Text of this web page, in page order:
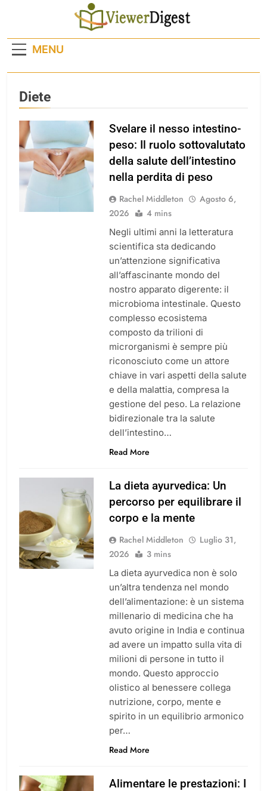
MENU
Diete
Svelare il nesso intestino-
peso: Il ruolo sottovalutato
della salute dell’intestino
nella perdita di peso
Rachel Middleton
Agosto 6,
2026
4 mins
Negli ultimi anni la letteratura
scientifica sta dedicando
un’attenzione significativa
all’affascinante mondo del
nostro apparato digerente: il
microbioma intestinale. Questo
complesso ecosistema
composto da trilioni di
microrganismi è sempre più
riconosciuto come un attore
chiave in vari aspetti della salute
e della malattia, compresa la
gestione del peso. La relazione
bidirezionale tra la salute
dell’intestino…
Read More
La dieta ayurvedica: Un
percorso per equilibrare il
corpo e la mente
Rachel Middleton
Luglio 31,
2026
3 mins
La dieta ayurvedica non è solo
un’altra tendenza nel mondo
dell’alimentazione: è un sistema
millenario di medicina che ha
avuto origine in India e continua
ad avere un impatto sulla vita di
milioni di persone in tutto il
mondo. Questo approccio
olistico al benessere collega
nutrizione, corpo, mente e
spirito in un equilibrio armonico
per…
Read More
Alimentare le prestazioni: I